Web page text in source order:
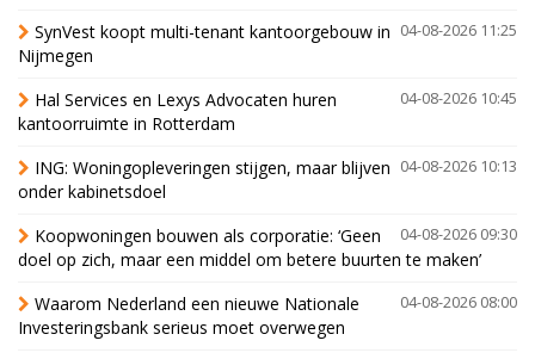
04-08-2026 11:25
SynVest koopt multi-tenant kantoorgebouw in
Nijmegen
04-08-2026 10:45
Hal Services en Lexys Advocaten huren
kantoorruimte in Rotterdam
04-08-2026 10:13
ING: Woningopleveringen stijgen, maar blijven
onder kabinetsdoel
04-08-2026 09:30
Koopwoningen bouwen als corporatie: ‘Geen
doel op zich, maar een middel om betere buurten te maken’
04-08-2026 08:00
Waarom Nederland een nieuwe Nationale
Investeringsbank serieus moet overwegen